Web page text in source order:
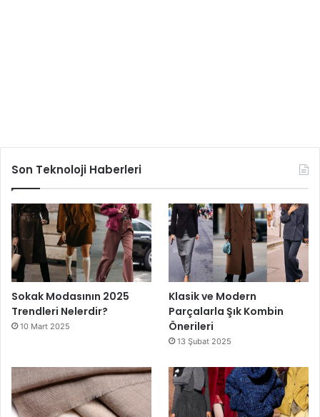
Son Teknoloji Haberleri
Sokak Modasının 2025
Trendleri Nelerdir?
10 Mart 2025
Klasik ve Modern
Parçalarla Şık Kombin
Önerileri
13 Şubat 2025